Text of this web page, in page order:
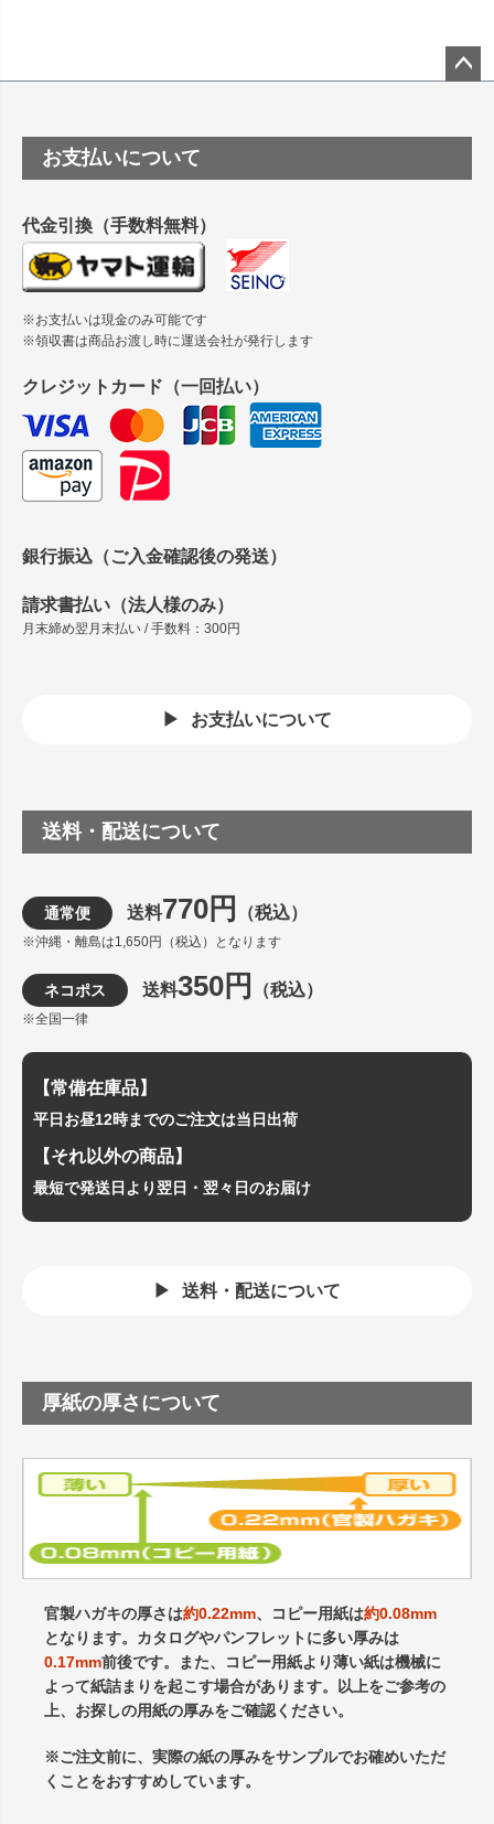
塩ビのロール紙で離型紙が透明の商品はありますか
つや消し半透明ラベルのロールタイプはありますか？
縦420mm×横650mmの包装紙に適した紙はありますか？
ップ
お支払いについて
代金引換（手数料無料）
※お支払いは現金のみ可能です
※領収書は商品お渡し時に運送会社が発行します
クレジットカード（一回払い）
銀行振込（ご入金確認後の発送）
請求書払い（法人様のみ）
月末締め翌月末払い / 手数料：300円
お支払いについて
送料・配送について
通常便 送料770円 （税込）
※沖縄・離島は1,650円（税込）となります
ネコポス 送料350円 （税込）
※全国一律
【常備在庫品】
平日お昼12時までのご注文は当日出荷
【それ以外の商品】
最短で発送日より翌日・翌々日のお届け
送料・配送について
厚紙の厚さについて
官製ハガキの厚さは約0.22mm、コピー用紙は約0.08mm
となります。カタログやパンフレットに多い厚みは
0.17mm前後です。また、コピー用紙より薄い紙は機械に
よって紙詰まりを起こす場合があります。以上をご参考の
上、お探しの用紙の厚みをご確認ください。
※ご注文前に、実際の紙の厚みをサンプルでお確めいただ
くことをおすすめしています。